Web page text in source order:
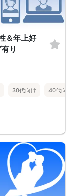
＆年上好
り
30代向け 40代向け